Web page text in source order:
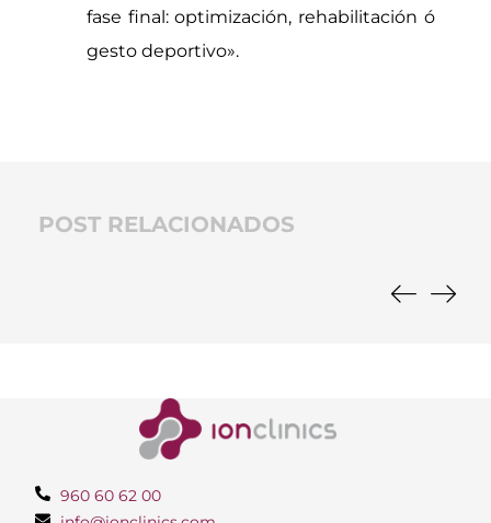
fase final: optimización, rehabilitación ó
gesto deportivo».
POST RELACIONADOS
960 60 62 00